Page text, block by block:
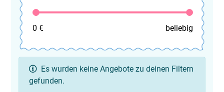
0 € beliebig
Es wurden keine Angebote zu deinen Filtern
gefunden.